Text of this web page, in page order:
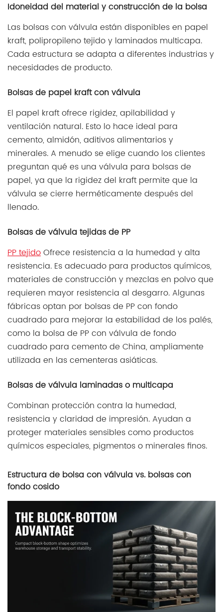
Idoneidad del material y construcción de la bolsa
Las bolsas con válvula están disponibles en papel
kraft, polipropileno tejido y laminados multicapa.
Cada estructura se adapta a diferentes industrias y
necesidades de producto.
Bolsas de papel kraft con válvula
El papel kraft ofrece rigidez, apilabilidad y
ventilación natural. Esto lo hace ideal para
cemento, almidón, aditivos alimentarios y
minerales. A menudo se elige cuando los clientes
preguntan qué es una válvula para bolsas de
papel, ya que la rigidez del kraft permite que la
válvula se cierre herméticamente después del
llenado.
Bolsas de válvula tejidas de PP
PP tejidoOfrece resistencia a la humedad y alta
resistencia. Es adecuado para productos químicos,
materiales de construcción y mezclas en polvo que
requieren mayor resistencia al desgarro. Algunas
fábricas optan por bolsas de PP con fondo
cuadrado para mejorar la estabilidad de los palés,
como la bolsa de PP con válvula de fondo
cuadrado para cemento de China, ampliamente
utilizada en las cementeras asiáticas.
Bolsas de válvula laminadas o multicapa
Combinan protección contra la humedad,
resistencia y claridad de impresión. Ayudan a
proteger materiales sensibles como productos
químicos especiales, pigmentos o minerales finos.
Estructura de bolsa con válvula vs. bolsas con
fondo cosido